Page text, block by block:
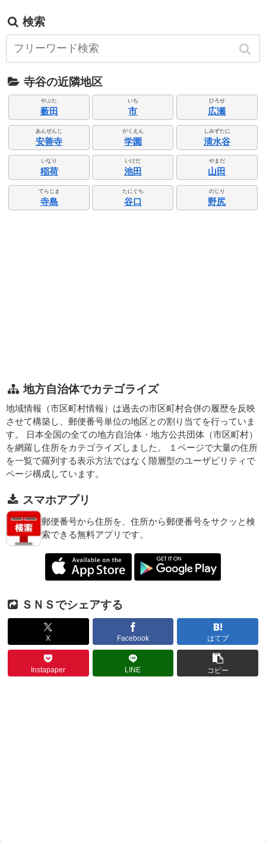
検索
寺谷の近隣地区
やぶた
薮田
いち
市
ひろせ
広瀬
あんぜんじ
安善寺
がくえん
学園
しみずたに
清水谷
いなり
稲荷
いけだ
池田
やまだ
山田
てらじま
寺島
たにぐち
谷口
のじり
野尻
地方自治体でカテゴライズ
地域情報（市区町村情報）は過去の市区町村合併の履歴を反映
させて構築し、郵便番号単位の地区との割り当てを行っていま
す。 日本全国の全ての地方自治体・地方公共団体（市区町村）
を網羅し住所をカテゴライズしました。 １ページで大量の住所
を一覧で羅列する表示方法ではなく階層型のユーザビリティで
ページ構成しています。
スマホアプリ
郵便番号から住所を、住所から郵便番号をサクッと検
索できる無料アプリです。
ＳＮＳでシェアする
X Facebook はてブ
Instapaper LINE コピー